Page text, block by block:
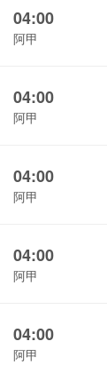
04:00
阿甲
04:00
阿甲
04:00
阿甲
04:00
阿甲
04:00
阿甲